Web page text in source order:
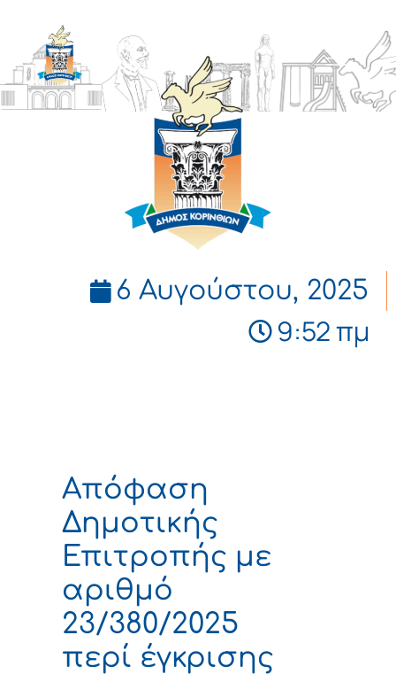
ΔΗΜΟΣ
ΚΟΡΙΝΘΙΩΝ
6 Αυγούστου, 2025
9:52 πμ
Απόφαση
Δημοτικής
Επιτροπής με
αριθμό
23/380/2025
περί έγκρισης